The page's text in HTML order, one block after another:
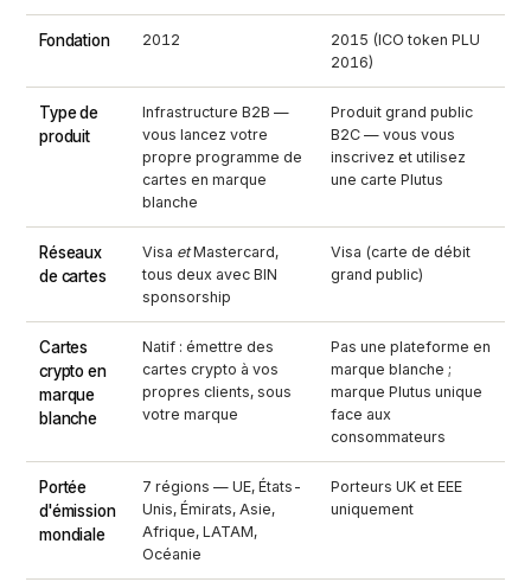
Fondation 2012
2015 (ICO token PLU
2016)
Type de
produit
Infrastructure B2B —
vous lancez votre
propre programme de
cartes en marque
blanche
Produit grand public
B2C — vous vous
inscrivez et utilisez
une carte Plutus
Réseaux
de cartes
Visa etMastercard,
tous deux avec BIN
sponsorship
Visa (carte de débit
grand public)
Cartes
crypto en
marque
blanche
Natif : émettre des
cartes crypto à vos
propres clients, sous
votre marque
Pas une plateforme en
marque blanche ;
marque Plutus unique
face aux
consommateurs
Portée
d'émission
mondiale
7 régions — UE, États-
Unis, Émirats, Asie,
Afrique, LATAM,
Océanie
Porteurs UK et EEE
uniquement